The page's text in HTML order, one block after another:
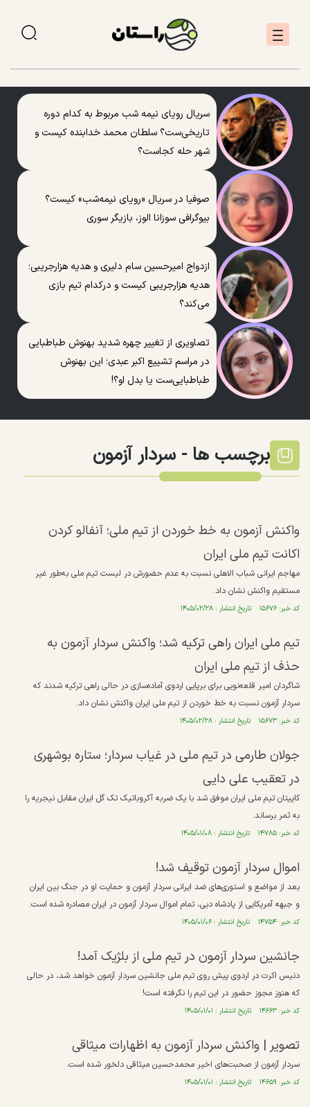
سریال رویای نیمه شب مربوط به کدام دوره
تاریخی‌ست؟ سلطان محمد خدابنده کیست و
شهر حله کجاست؟
صوفیا در سریال «رویای نیمه‌شب» کیست؟
بیوگرافی سوزانا الوز، بازیگر سوری
ازدواج امیرحسین سام دلیری و هدیه هزارجریبی؛
هدیه هزارجریبی کیست و درکدام تیم بازی
می‌کند؟
تصاویری از تغییر چهره شدید بهنوش طباطبایی
در مراسم تشییع اکبر عبدی؛ این بهنوش
طباطبایی‌ست یا بدل او؟!
برچسب ها - سردار آزمون
واکنش آزمون به خط خوردن از تیم ملی؛ آنفالو کردن
اکانت تیم ملی ایران
مهاجم ایرانی شباب الاهلی نسبت به عدم حضورش در لیست تیم ملی به‌طور غیر
مستقیم واکنش نشان داد.
کد خبر: ۱۵۶۷۶ تاریخ انتشار : ۱۴۰۵/۰۲/۲۸
تیم ملی ایران راهی ترکیه شد؛ واکنش سردار آزمون به
حذف از تیم ملی ایران
شاگردان امیر قلعه‌نویی برای برپایی اردوی آماده‌سازی در حالی راهی ترکیه شدند که
سردار آزمون نسبت به خط خوردن از تیم ملی ایران واکنش نشان داد.
کد خبر: ۱۵۶۷۳ تاریخ انتشار : ۱۴۰۵/۰۲/۲۸
جولان طارمی در تیم ملی در غیاب سردار؛ ستاره بوشهری
در تعقیب علی دایی
کاپیتان تیم ملی ایران موفق شد با یک ضربه آکروباتیک تک گل ایران مقابل نیجریه را
به ثمر برساند.
کد خبر: ۱۴۷۸۵ تاریخ انتشار : ۱۴۰۵/۰۱/۰۸
اموال سردار آزمون توقیف شد!
بعد از مواضع و استوری‌های ضد ایرانی سردار آزمون و حمایت او در جنگ بین ایران
و جبهه آمریکایی از پادشاه دبی، تمام اموال سردار آزمون در ایران مصادره شده است.
کد خبر: ۱۴۷۵۴ تاریخ انتشار : ۱۴۰۵/۰۱/۰۶
جانشین سردار آزمون در تیم ملی از بلژیک آمد!
دنیس اکرت در اردوی پیش روی تیم ملی جانشین سردار آزمون خواهد شد، در حالی
که هنوز مجوز حضور در این تیم را نگرفته است!
کد خبر: ۱۴۶۶۳ تاریخ انتشار : ۱۴۰۵/۰۱/۰۱
تصویر | واکنش سردار آزمون به اظهارات میثاقی
سردار آزمون از صحبت‌های اخیر محمدحسین میثاقی دلخور شده است.
کد خبر: ۱۴۶۵۹ تاریخ انتشار : ۱۴۰۵/۰۱/۰۱